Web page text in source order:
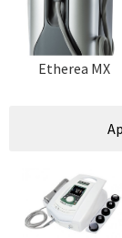
Etherea MX